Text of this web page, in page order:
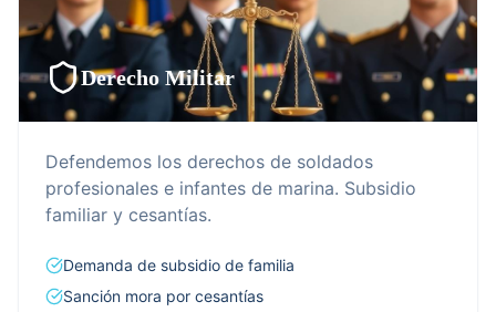
Derecho Militar
Defendemos los derechos de soldados
profesionales e infantes de marina. Subsidio
familiar y cesantías.
Demanda de subsidio de familia
Sanción mora por cesantías